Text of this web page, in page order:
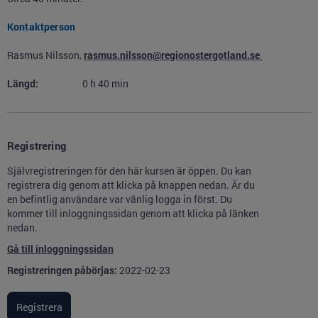
Kontaktperson
Rasmus Nilsson, rasmus.nilsson@regionostergotland.se
Längd: 0 h 40 min
Registrering
Självregistreringen för den här kursen är öppen. Du kan
registrera dig genom att klicka på knappen nedan. Är du
en befintlig användare var vänlig logga in först. Du
kommer till inloggningssidan genom att klicka på länken
nedan.
Gå till inloggningssidan
Registreringen påbörjas: 2022-02-23